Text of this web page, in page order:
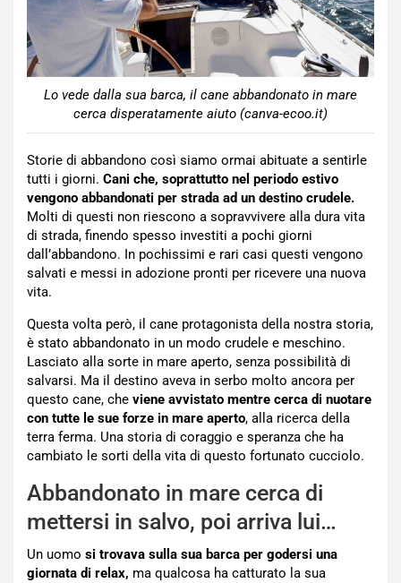
Lo vede dalla sua barca, il cane abbandonato in mare
cerca disperatamente aiuto (canva-ecoo.it)
Storie di abbandono così siamo ormai abituate a sentirle
tutti i giorni. Cani che, soprattutto nel periodo estivo
vengono abbandonati per strada ad un destino crudele.
Molti di questi non riescono a sopravvivere alla dura vita
di strada, finendo spesso investiti a pochi giorni
dall’abbandono. In pochissimi e rari casi questi vengono
salvati e messi in adozione pronti per ricevere una nuova
vita.
Questa volta però, il cane protagonista della nostra storia,
è stato abbandonato in un modo crudele e meschino.
Lasciato alla sorte in mare aperto, senza possibilità di
salvarsi. Ma il destino aveva in serbo molto ancora per
questo cane, che viene avvistato mentre cerca di nuotare
con tutte le sue forze in mare aperto, alla ricerca della
terra ferma. Una storia di coraggio e speranza che ha
cambiato le sorti della vita di questo fortunato cucciolo.
Abbandonato in mare cerca di
mettersi in salvo, poi arriva lui…
Un uomo si trovava sulla sua barca per godersi una
giornata di relax, ma qualcosa ha catturato la sua